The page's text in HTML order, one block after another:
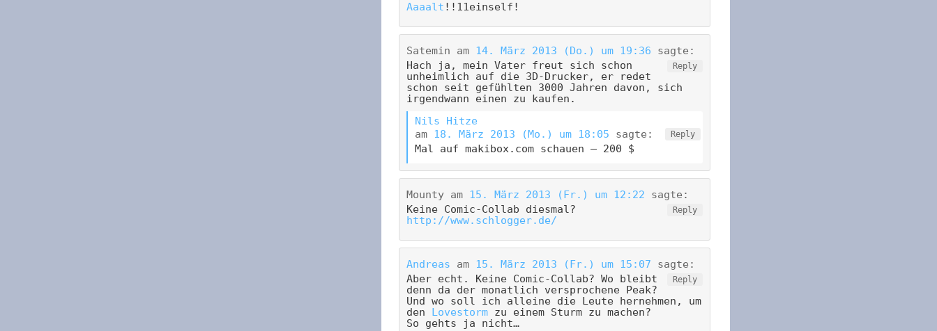
Aaaalt !!11einself!
Satemin am 14. März 2013 (Do.) um 19:36 sagte:
Reply
Hach ja, mein Vater freut sich schon
unheimlich auf die 3D-Drucker, er redet
schon seit gefühlten 3000 Jahren davon, sich
irgendwann einen zu kaufen.
Nils Hitze
am 18. März 2013 (Mo.) um 18:05 sagte: Reply
Mal auf makibox.com schauen – 200 $
Mounty am 15. März 2013 (Fr.) um 12:22 sagte:
Reply
Keine Comic-Collab diesmal?
http://www.schlogger.de/
Andreas am 15. März 2013 (Fr.) um 15:07 sagte:
Reply
Aber echt. Keine Comic-Collab? Wo bleibt
denn da der monatlich versprochene Peak?
Und wo soll ich alleine die Leute hernehmen, um
den Lovestorm zu einem Sturm zu machen?
So gehts ja nicht…